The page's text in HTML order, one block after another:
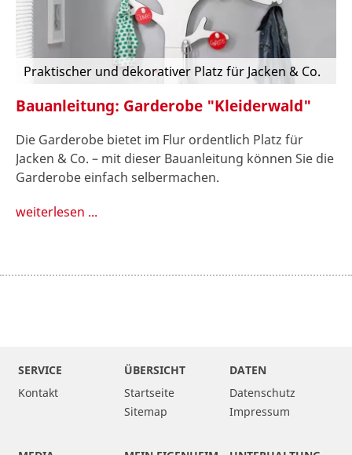
Praktischer und dekorativer Platz für Jacken & Co.
Bauanleitung: Garderobe "Kleiderwald"
Die Garderobe bietet im Flur ordentlich Platz für
Jacken & Co. – mit dieser Bauanleitung können Sie die
Garderobe einfach selbermachen.
weiterlesen ...
SERVICE
Kontakt
ÜBERSICHT
Startseite
Sitemap
DATEN
Datenschutz
Impressum